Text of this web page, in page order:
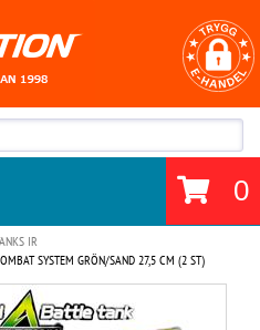
0
IR
SYSTEM GRÖN/SAND 27,5 CM (2 ST)